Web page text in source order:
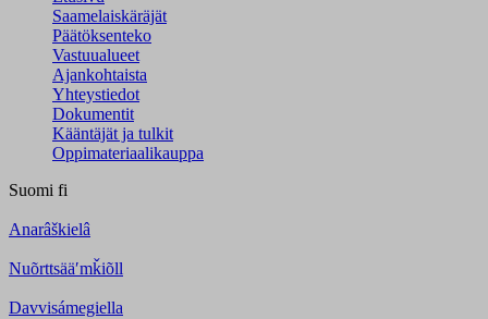
Saamelaiskäräjät
Päätöksenteko
Vastuualueet
Ajankohtaista
Yhteystiedot
Dokumentit
Kääntäjät ja tulkit
Oppimateriaalikauppa
Suomi fi
Anarâškielâ
Nuõrttsääʹmǩiõll
Davvisámegiella